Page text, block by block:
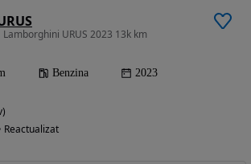
Lamborghini URUS 2023 13k km
Benzina 2023
Reactualizat